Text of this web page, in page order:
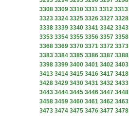
3308 3309 3310 3311 3312 3313
3323 3324 3325 3326 3327 3328
3338 3339 3340 3341 3342 3343
3353 3354 3355 3356 3357 3358
3368 3369 3370 3371 3372 3373
3383 3384 3385 3386 3387 3388
3398 3399 3400 3401 3402 3403
3413 3414 3415 3416 3417 3418
3428 3429 3430 3431 3432 3433
3443 3444 3445 3446 3447 3448
3458 3459 3460 3461 3462 3463
3473 3474 3475 3476 3477 3478